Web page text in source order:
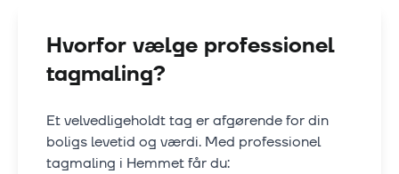
Hvorfor vælge professionel
tagmaling?
Et velvedligeholdt tag er afgørende for din
boligs levetid og værdi. Med professionel
tagmaling i Hemmetfår du: